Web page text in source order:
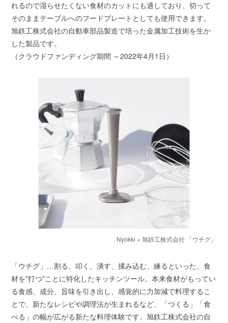
れるので湿らせたくない食材のカットにも適しており、切って
そのままテーブルへのフードプレートとしても使用できます。
旭鉄工株式会社の自動車部品製造で培った金属加工技術を生か
した製品です。
（クラウドファンディング期間 ～2022年4月1日）
Nyokki × 旭鉄工株式会社 「ウチグ」
「ウチグ」…割る、叩く、潰す、揉み込む、練るといった、食
材を"打つ"ことに特化したキッチンツール。本来食材がもってい
る食感、成分、旨味を引き出し、感覚的に力加減で料理するこ
とで、新たなレシピや調理法が生まれるなど、「つくる」「食
べる」の幅が広がる新たな料理体験です。旭鉄工株式会社の自